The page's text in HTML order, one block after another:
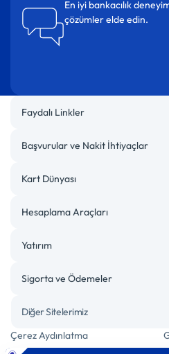
En iyi bankacılık
çözümler elde edin.
Faydalı Linkler
Başvurular ve Nakit İhtiyaçlar
Kart Dünyası
Hesaplama Araçları
Yatırım
Sigorta ve Ödemeler
Diğer Sitelerimiz
Çerez Aydınlatma